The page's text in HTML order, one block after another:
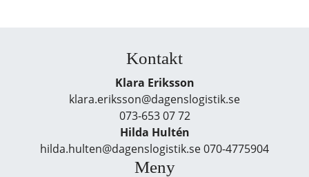
Kontakt
Klara Eriksson
klara.eriksson@dagenslogistik.se
073-653 07 72
Hilda Hultén
hilda.hulten@dagenslogistik.se 070-4775904
Meny